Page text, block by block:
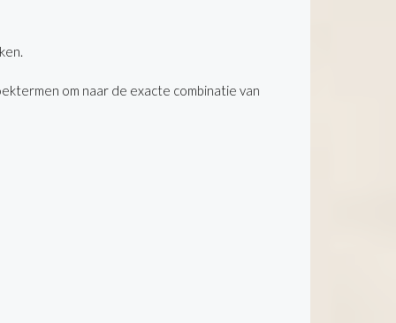
om naar de exacte combinatie van